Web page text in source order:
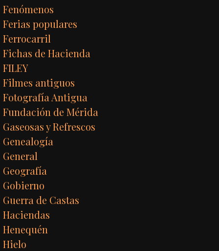
Fenómenos
Ferias populares
Ferrocarril
Fichas de Hacienda
FILEY
Filmes antiguos
Fotografía Antigua
Fundación de Mérida
Gaseosas y Refrescos
Genealogía
General
Geografía
Gobierno
Guerra de Castas
Haciendas
Henequén
Hielo